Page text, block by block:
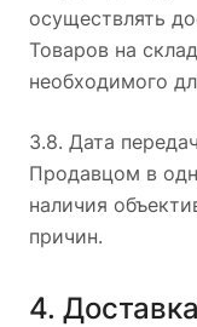
осуществлять
Товаров на
необходимого
3.8. Дата
Продавцом в
наличия
причин.
4.